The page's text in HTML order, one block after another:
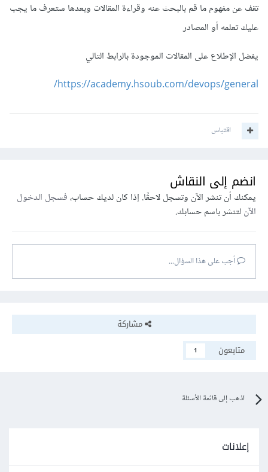
تقف عن مفهوم ما قم بالبحث عنه وقراءة المقالات وبعدها ستعرف ما يجب
عليك تعلمه أو المصادر
يفضل الإطلاع على المقالات الموجودة بالرابط التالي
https://academy.hsoub.com/devops/general/
اقتباس
انضم إلى النقاش
يمكنك أن تنشر الآن وتسجل لاحقًا. إذا كان لديك حساب،فسجل الدخول
الآنلتنشر باسم حسابك.
أجب على هذا السؤال...
مشاركة
متابعون
1
اذهب إلى قائمة الأسئلة
إعلانات